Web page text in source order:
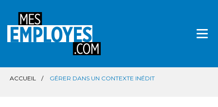
ACCUEIL GÉRER DANS UN CONTEXTE INÉDIT